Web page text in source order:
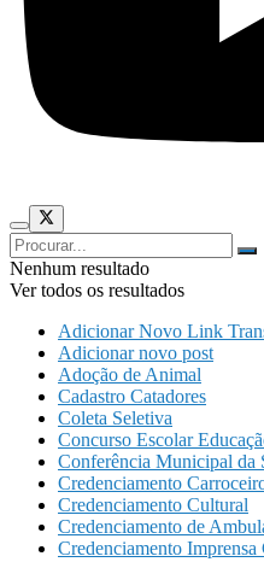
Nenhum resultado
Ver todos os resultados
Adicionar Novo Link
Adicionar novo post
Adoção de Animal
Cadastro Catadores
Coleta Seletiva
Concurso Escolar
Conferência Municipal da
Credenciamento
Credenciamento Cultural
Credenciamento de
Credenciamento